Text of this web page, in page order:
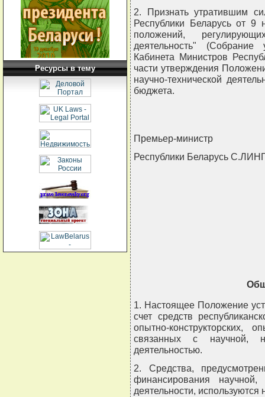
Ресурсы в тему
2. Признать утратившим
Республики Беларусь от
положений,
деятельность"
Кабинета Министров
части утверждения
научно-технической
бюджета.
Премьер-министр
Республики Беларусь
1. Настоящее Положение
счет средств
опытно-конструкторских,
связанных с научной,
деятельностью.
2. Средства,
финансирования научной,
деятельности, используются